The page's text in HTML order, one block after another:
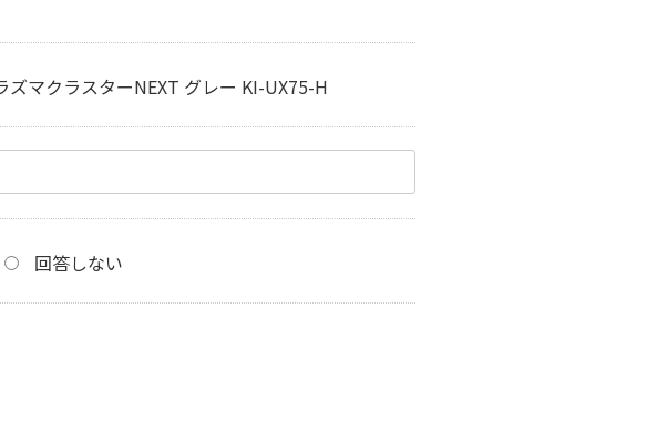
ズマクラスターNEXT グレー KI-UX75-H
回答しない